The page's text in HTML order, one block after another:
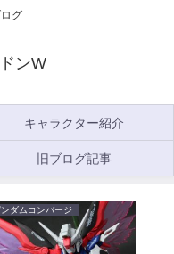
グ
ンW
キャラクター紹介
旧ブログ記事
ンダムコンバージ